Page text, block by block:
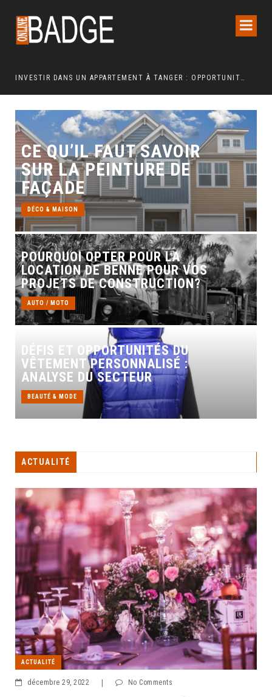
INVESTIR DANS UN APPARTEMENT À TANGER : OPPORTUNITÉS ET POINTS ESSENTIELS À CONNAÎTRE
CE QU’IL FAUT SAVOIR
SUR LA PEINTURE DE
FAÇADE
DÉCO & MAISON
POURQUOI OPTER POUR LA
LOCATION DE BENNE POUR VOS
PROJETS DE CONSTRUCTION?
AUTO / MOTO
DÉFIS ET OPPORTUNITÉS DU
VÊTEMENT PERSONNALISÉ :
ANALYSE DU SECTEUR
BEAUTÉ & MODE
ACTUALITÉ
ACTUALITÉ
décembre 29, 2022 | No Comments